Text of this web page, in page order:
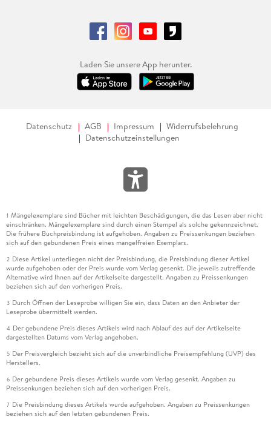
Laden Sie unsere App herunter.
Datenschutz AGB Impressum
Widerrufsbelehrung
Datenschutzeinstellungen
1 Mängelexemplare sind Bücher mit leichten Beschädigungen, die das Lesen aber nicht
einschränken. Mängelexemplare sind durch einen Stempel als solche gekennzeichnet.
Die frühere Buchpreisbindung ist aufgehoben. Angaben zu Preissenkungen beziehen
sich auf den gebundenen Preis eines mangelfreien Exemplars.
2 Diese Artikel unterliegen nicht der Preisbindung, die Preisbindung dieser Artikel
wurde aufgehoben oder der Preis wurde vom Verlag gesenkt. Die jeweils zutreffende
Alternative wird Ihnen auf der Artikelseite dargestellt. Angaben zu Preissenkungen
beziehen sich auf den vorherigen Preis.
3 Durch Öffnen der Leseprobe willigen Sie ein, dass Daten an den Anbieter der
Leseprobe übermittelt werden.
4 Der gebundene Preis dieses Artikels wird nach Ablauf des auf der Artikelseite
dargestellten Datums vom Verlag angehoben.
5 Der Preisvergleich bezieht sich auf die unverbindliche Preisempfehlung (UVP) des
Herstellers.
6 Der gebundene Preis dieses Artikels wurde vom Verlag gesenkt. Angaben zu
Preissenkungen beziehen sich auf den vorherigen Preis.
7 Die Preisbindung dieses Artikels wurde aufgehoben. Angaben zu Preissenkungen
beziehen sich auf den letzten gebundenen Preis.